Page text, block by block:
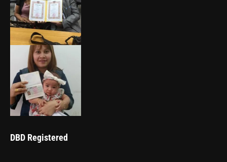
DBD Registered